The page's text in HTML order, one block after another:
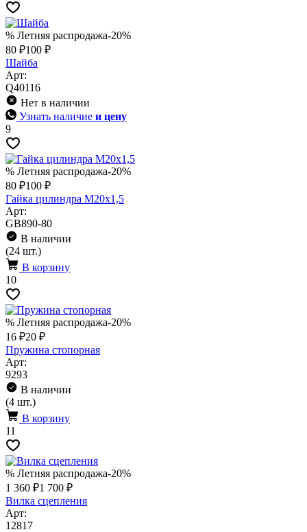
% Летняя распродажа-20%
80 ₽100 ₽
Шайба
Арт:
Q40116
Нет в наличии
Узнать наличие и цену
9
% Летняя распродажа-20%
80 ₽100 ₽
Гайка цилиндра М20х1,5
Арт:
GB890-80
В наличии
(24 шт.)
В корзину
10
% Летняя распродажа-20%
16 ₽20 ₽
Пружина стопорная
Арт:
9293
В наличии
(4 шт.)
В корзину
11
% Летняя распродажа-20%
1 360 ₽1 700 ₽
Вилка сцепления
Арт:
12817